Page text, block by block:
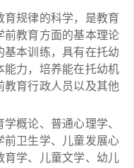
规律的科学，是教育
前教育方面的基本理论
本训练，具有在托幼
能力，培养能在托幼机
教育行政人员以及其他
概论、普通心理学、
前卫生学、儿童发展心
育学、儿童文学、幼儿